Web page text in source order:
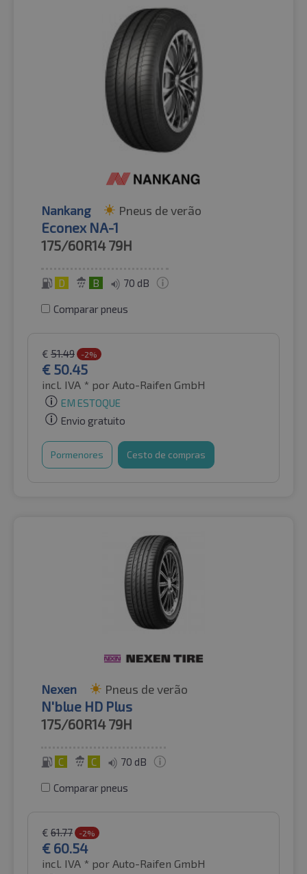
Nankang Pneus de verão
Econex NA-1
175/60R14 79H
D B 70 dB
Comparar pneus
€ 51.49 -2%
€ 50.45
incl. IVA * por Auto-Raifen GmbH
EM ESTOQUE
Envio gratuito
Pormenores Cesto de compras
Nexen Pneus de verão
N'blue HD Plus
175/60R14 79H
C C 70 dB
Comparar pneus
€ 61.77 -2%
€ 60.54
incl. IVA * por Auto-Raifen GmbH